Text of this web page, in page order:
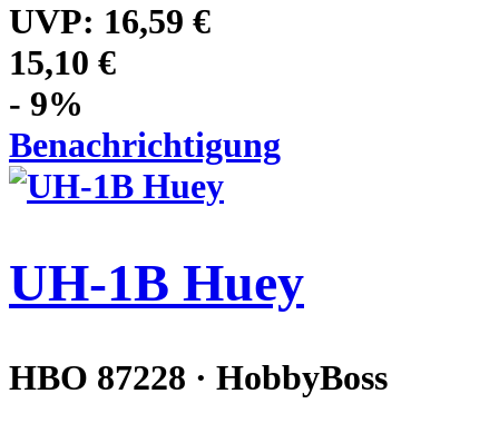
UVP: 16,59 €
15,10 €
- 9%
Benachrichtigung
UH-1B Huey
HBO 87228 · HobbyBoss